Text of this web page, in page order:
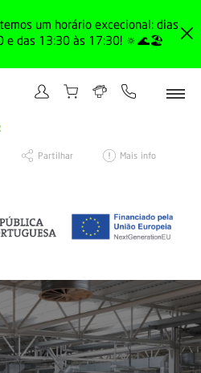
um horário excecional: dias
e das 13:30 às 17:30! 🔅🌊🏖️
Partilhar Mais info